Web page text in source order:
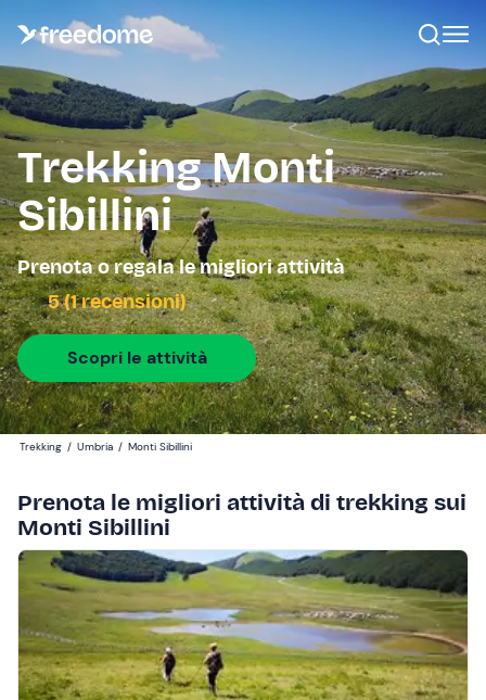
Trekking Monti
Sibillini
Prenota o regala le migliori attività
5 (1 recensioni)
Scopri le attività
Trekking / Umbria / Monti Sibillini
Prenota le migliori attività di trekking sui
Monti Sibillini